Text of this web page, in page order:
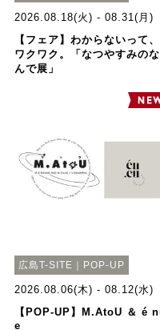
2026.08.18(火) - 08.31(月)
【フェア】わからないって、
ワクワク。「なつやすみのな
んで展」
広島T-SITE｜POP-UP
2026.08.06(木) - 08.12(水)
【POP-UP】M.AtoU ＆ é
e